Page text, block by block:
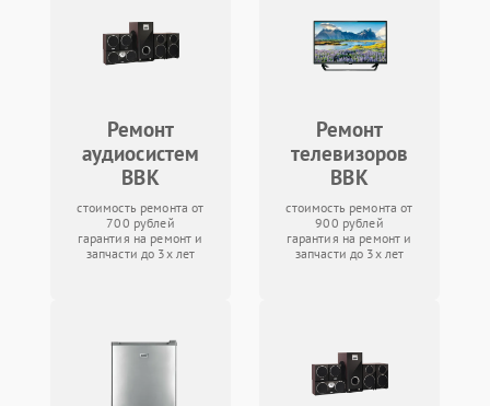
Ремонт
аудиосистем
BBK
стоимость ремонта от
700 рублей
гарантия на ремонт и
запчасти до 3х лет
Ремонт
телевизоров
BBK
стоимость ремонта от
900 рублей
гарантия на ремонт и
запчасти до 3х лет